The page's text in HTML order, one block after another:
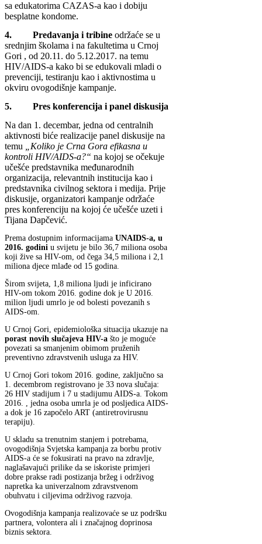
sa edukatorima CAZAS-a kao i dobiju
besplatne kondome.
4. Predavanja i tribine održaće se u
srednjim školama i na fakultetima u Crnoj
Gori , od 20.11. do 5.12.2017. na temu
HIV/AIDS-a kako bi se edukovali mladi o
prevenciji, testiranju kao i aktivnostima u
okviru ovogodišnje kampanje.
5. Pres konferencija i panel diskusija
Na dan 1. decembar, jedna od centralnih
aktivnosti biće realizacije panel diskusije na
temu
„Koliko je Crna Gora efikasna u
kontroli HIV/AIDS-a?“ na kojoj se očekuje
učešće predstavnika međunarodnih
organizacija, relevantnih institucija kao i
predstavnika civilnog sektora i medija. Prije
diskusije, organizatori kampanje održaće
pres konferenciju na kojoj će učešće uzeti i
Tijana Dapčević.
Prema dostupnim informacijama UNAIDS-a, u
2016. godini u svijetu je bilo 36,7 miliona osoba
koji žive sa HIV-om, od čega 34,5 miliona i 2,1
miliona djece mlađe od 15 godina.
Širom svijeta, 1,8 miliona ljudi je inficirano
HIV-om tokom 2016. godine dok je U 2016.
milion ljudi umrlo je od bolesti povezanih s
AIDS-om.
U Crnoj Gori, epidemiološka situacija ukazuje na
porast novih slučajeva HIV-a što je moguće
povezati sa smanjenim obimom pruženih
preventivno zdravstvenih usluga za HIV.
U Crnoj Gori tokom 2016. godine, zaključno sa
1. decembrom registrovano je 33 nova slučaja:
26 HIV stadijum i 7 u stadijumu AIDS-a. Tokom
2016. , jedna osoba umrla je od posljedica AIDS-
a dok je 16 započelo ART (antiretrovirusnu
terapiju).
U skladu sa trenutnim stanjem i potrebama,
ovogodišnja Svjetska kampanja za borbu protiv
AIDS-a će se fokusirati na pravo na zdravlje,
naglašavajući prilike da se iskoriste primjeri
dobre prakse radi postizanja bržeg i održivog
napretka ka univerzalnom zdravstvenom
obuhvatu i ciljevima održivog razvoja.
Ovogodišnja kampanja realizovaće se uz podršku
partnera, volontera ali i značajnog doprinosa
biznis sektora.